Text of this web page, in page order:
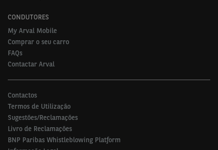
CONDUTORES
My Arval Mobile
Comprar o seu carro
FAQs
Contactar Arval
Contactos
Termos de Utilização
Sugestões/Reclamações
Livro de Reclamações
BNP Paribas Whistleblowing Platform